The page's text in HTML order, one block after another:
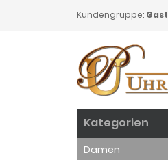
Kundengruppe: Gast
Kategorien
Damen